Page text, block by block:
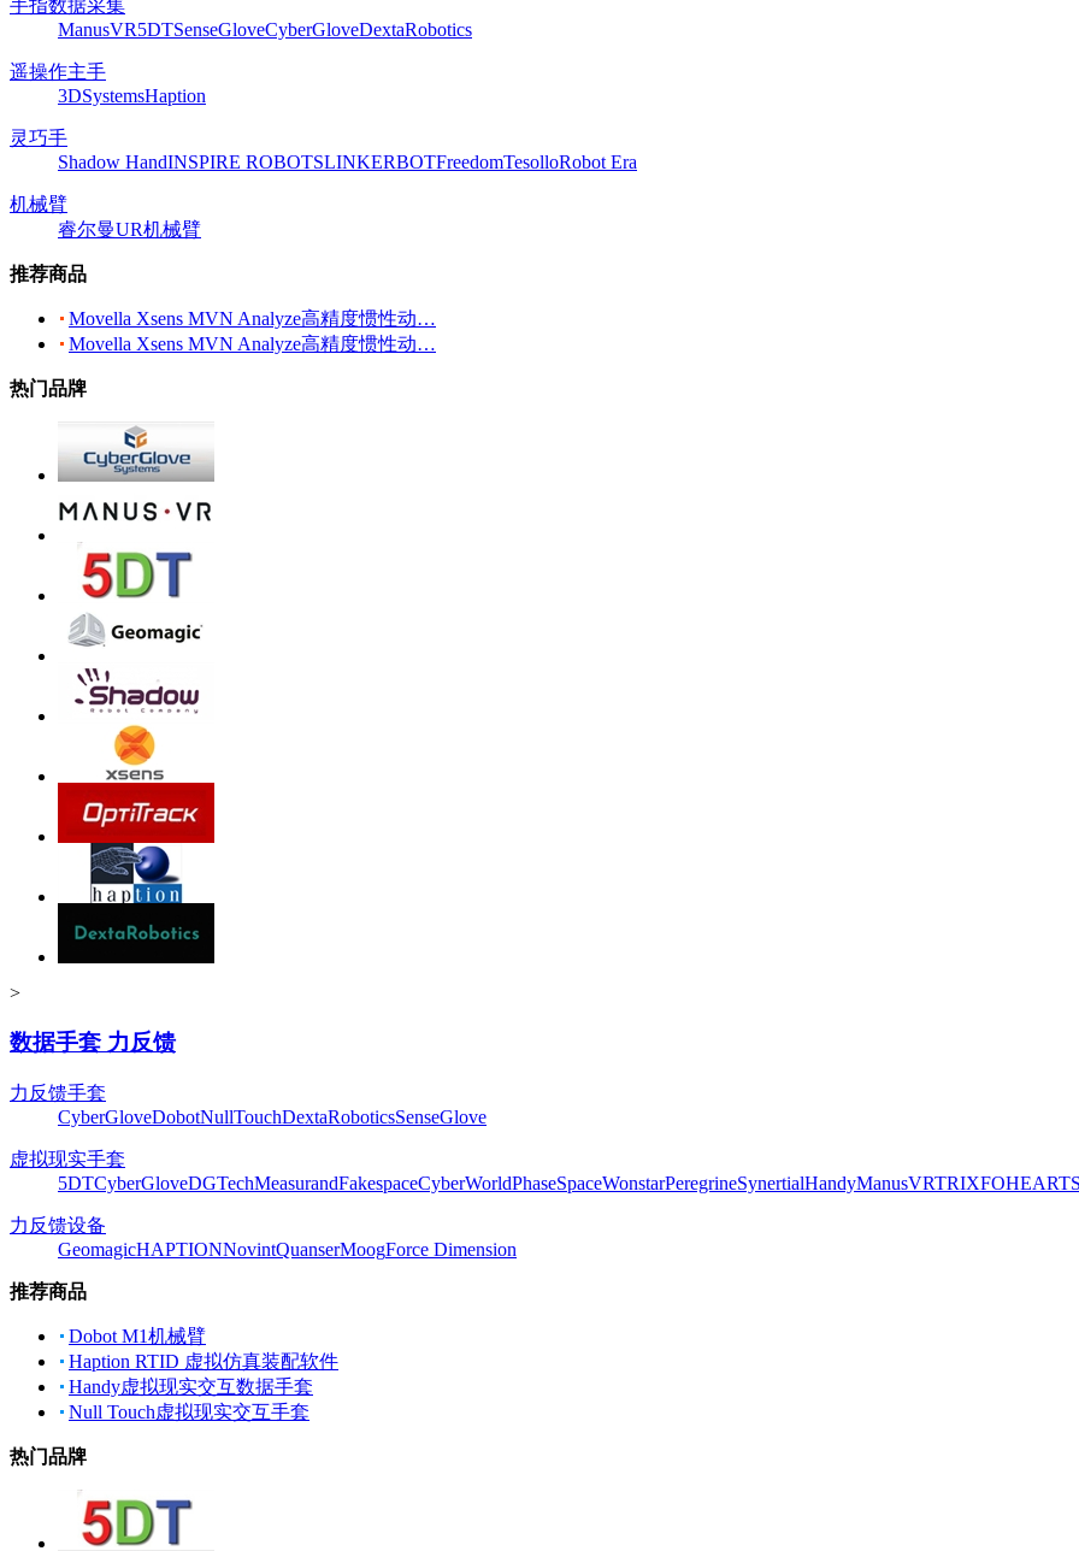
手指数据采集
ManusVR5DTSenseGloveCyberGloveDextaRobotics
遥操作主手
3DSystemsHaption
灵巧手
Shadow HandINSPIRE ROBOTSLINKERBOTFreedomTesolloRobot Era
机械臂
睿尔曼UR机械臂
推荐商品
Movella Xsens MVN Analyze高精度惯性动…
Movella Xsens MVN Analyze高精度惯性动…
热门品牌
>
数据手套 力反馈
力反馈手套
CyberGloveDobotNullTouchDextaRoboticsSenseGlove
虚拟现实手套
5DTCyberGloveDGTechMeasurandFakespaceCyberWorldPhaseSpaceWonstarPeregrineSynertialHandyManusVRTRIXFOHEART
力反馈设备
GeomagicHAPTIONNovintQuanserMoogForce Dimension
推荐商品
Dobot M1机械臂
Haption RTID 虚拟仿真装配软件
Handy虚拟现实交互数据手套
Null Touch虚拟现实交互手套
热门品牌